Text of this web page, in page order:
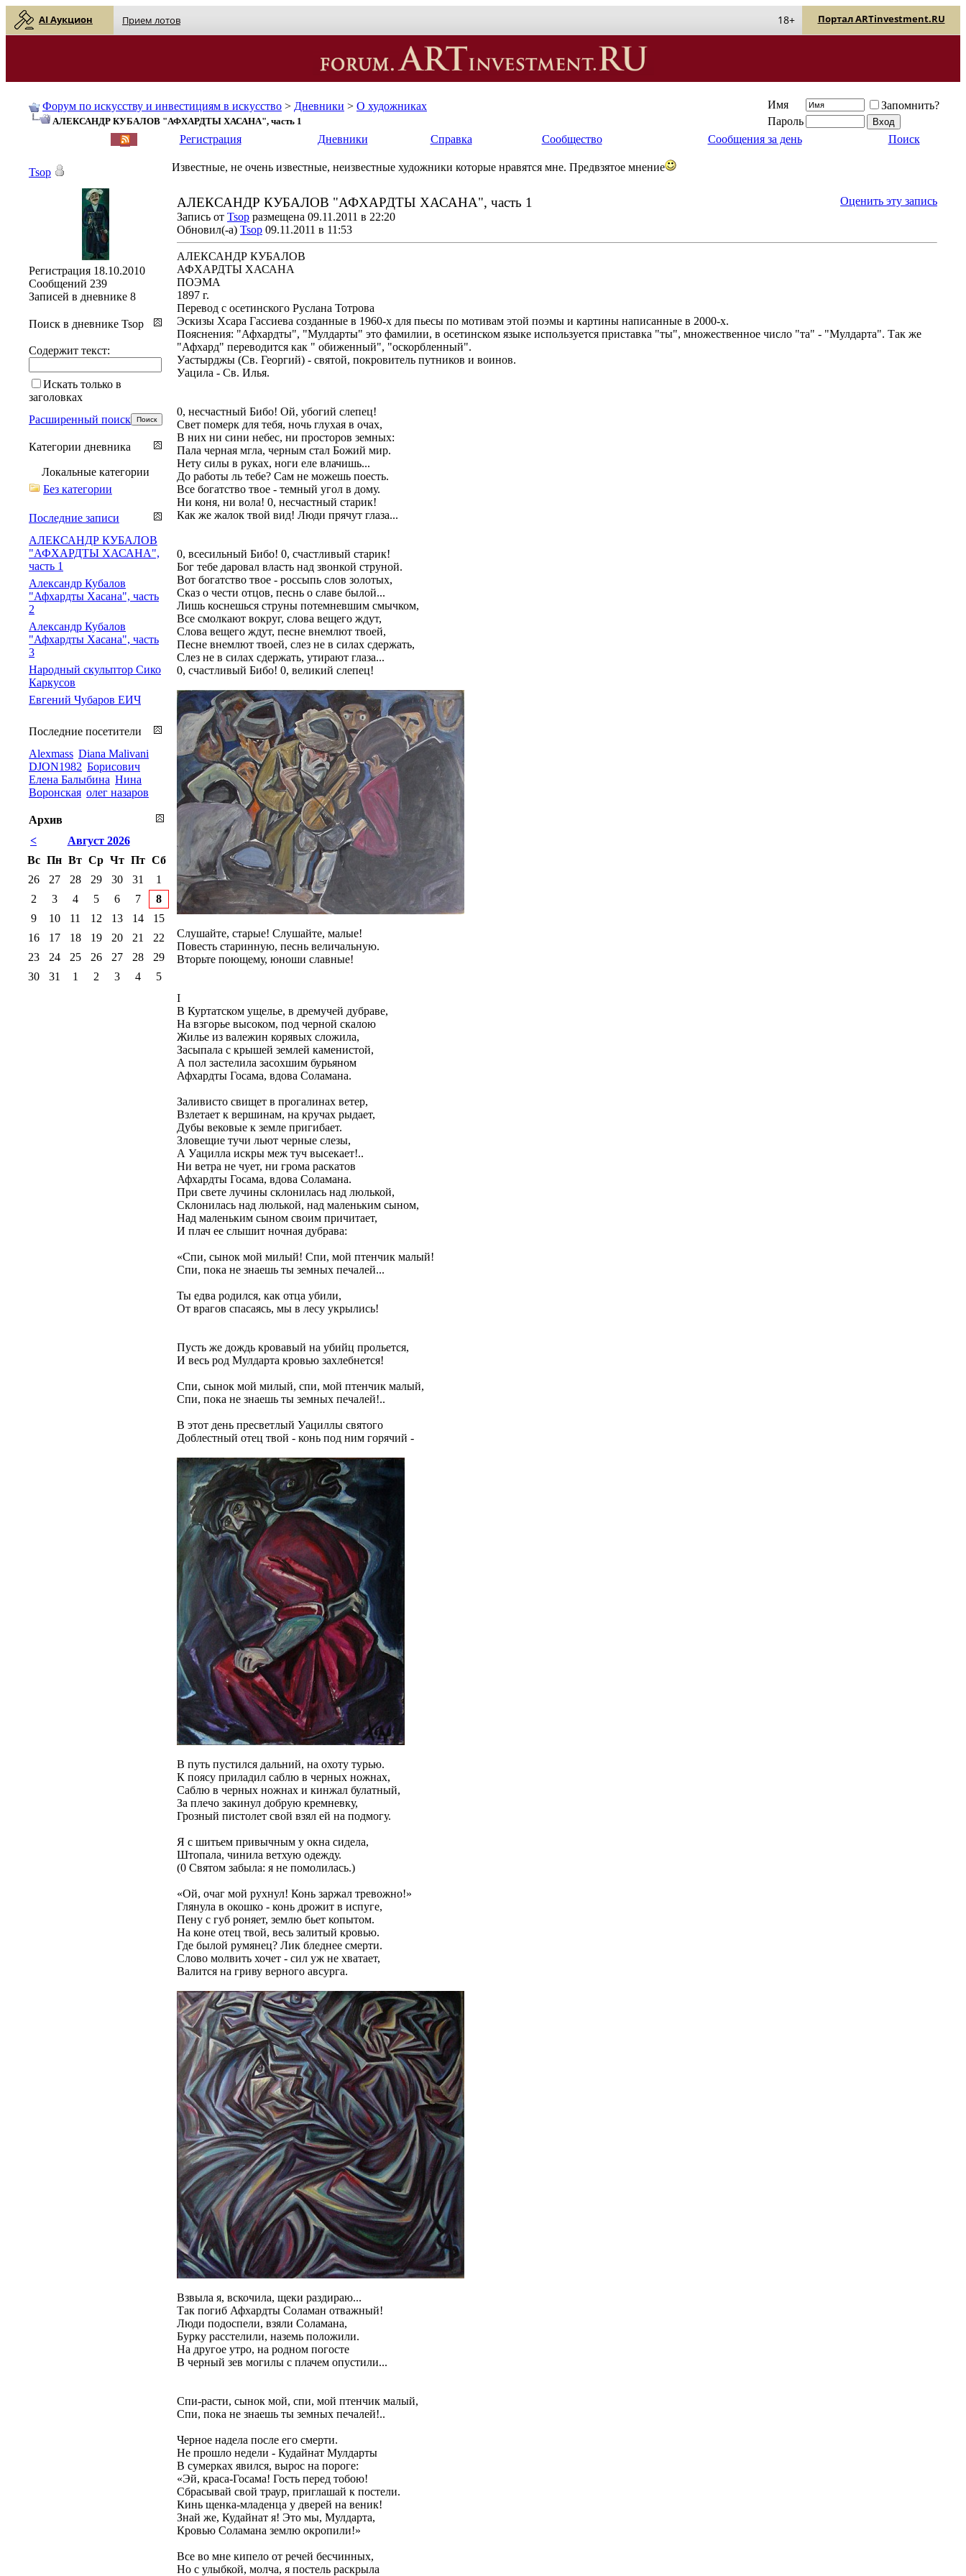
AI Аукцион Прием лотов Портал ARTinvestment.RU
18+
Форум по искусству и инвестициям в искусство > Дневники > О художниках
АЛЕКСАНДР КУБАЛОВ "АФХАРДТЫ ХАСАНА", часть 1
Имя
Запомнить?
Пароль
Регистрация Дневники Справка Сообщество Сообщения за день Поиск
Известные, не очень известные, неизвестные художники которые нравятся мне. Предвзятое мнение
Оценить эту запись
АЛЕКСАНДР КУБАЛОВ "АФХАРДТЫ ХАСАНА", часть 1
Запись от Tsop размещена 09.11.2011 в 22:20
Обновил(-а) Tsop 09.11.2011 в 11:53
АЛЕКСАНДР КУБАЛОВ
АФХАРДТЫ ХАСАНА
ПОЭМА
1897 г.
Перевод с осетинского Руслана Тотрова
Эскизы Хсара Гассиева созданные в 1960-х для пьесы по мотивам этой поэмы и картины написанные в 2000-х.
Пояснения: "Афхардты", "Мулдарты" это фамилии, в осетинском языке используется приставка "ты", множественное число "та" - "Мулдарта". Так же
"Афхард" переводится как " обиженный", "оскорбленный".
Уастырджы (Св. Георгий) - святой, покровитель путников и воинов.
Уацила - Св. Илья.
0, несчастный Бибо! Ой, убогий слепец!
Свет померк для тебя, ночь глухая в очах,
В них ни сини небес, ни просторов земных:
Пала черная мгла, черным стал Божий мир.
Нету силы в руках, ноги еле влачишь...
До работы ль тебе? Сам не можешь поесть.
Все богатство твое - темный угол в дому.
Ни коня, ни вола! 0, несчастный старик!
Как же жалок твой вид! Люди прячут глаза...
0, всесильный Бибо! 0, счастливый старик!
Бог тебе даровал власть над звонкой струной.
Вот богатство твое - россыпь слов золотых,
Сказ о чести отцов, песнь о славе былой...
Лишь коснешься струны потемневшим смычком,
Все смолкают вокруг, слова вещего ждут,
Слова вещего ждут, песне внемлют твоей,
Песне внемлют твоей, слез не в силах сдержать,
Слез не в силах сдержать, утирают глаза...
0, счастливый Бибо! 0, великий слепец!
Слушайте, старые! Слушайте, малые!
Повесть старинную, песнь величальную.
Вторьте поющему, юноши славные!
I
В Куртатском ущелье, в дремучей дубраве,
На взгорье высоком, под черной скалою
Жилье из валежин корявых сложила,
Засыпала с крышей землей каменистой,
А пол застелила засохшим бурьяном
Афхардты Госама, вдова Соламана.
Заливисто свищет в прогалинах ветер,
Взлетает к вершинам, на кручах рыдает,
Дубы вековые к земле пригибает.
Зловещие тучи льют черные слезы,
А Уацилла искры меж туч высекает!..
Ни ветра не чует, ни грома раскатов
Афхардты Госама, вдова Соламана.
При свете лучины склонилась над люлькой,
Склонилась над люлькой, над маленьким сыном,
Над маленьким сыном своим причитает,
И плач ее слышит ночная дубрава:
«Спи, сынок мой милый! Спи, мой птенчик малый!
Спи, пока не знаешь ты земных печалей...
Ты едва родился, как отца убили,
От врагов спасаясь, мы в лесу укрылись!
Пусть же дождь кровавый на убийц прольется,
И весь род Мулдарта кровью захлебнется!
Спи, сынок мой милый, спи, мой птенчик малый,
Спи, пока не знаешь ты земных печалей!..
В этот день пресветлый Уациллы святого
Доблестный отец твой - конь под ним горячий -
В путь пустился дальний, на охоту турью.
К поясу приладил саблю в черных ножнах,
Саблю в черных ножнах и кинжал булатный,
За плечо закинул добрую кремневку,
Грозный пистолет свой взял ей на подмогу.
Я с шитьем привычным у окна сидела,
Штопала, чинила ветхую одежду.
(0 Святом забыла: я не помолилась.)
«Ой, очаг мой рухнул! Конь заржал тревожно!»
Глянула в окошко - конь дрожит в испуге,
Пену с губ роняет, землю бьет копытом.
На коне отец твой, весь залитый кровью.
Где былой румянец? Лик бледнее смерти.
Слово молвить хочет - сил уж не хватает,
Валится на гриву верного авсурга.
Взвыла я, вскочила, щеки раздираю...
Так погиб Афхардты Соламан отважный!
Люди подоспели, взяли Соламана,
Бурку расстелили, наземь положили.
На другое утро, на родном погосте
В черный зев могилы с плачем опустили...
Спи-расти, сынок мой, спи, мой птенчик малый,
Спи, пока не знаешь ты земных печалей!..
Черное надела после его смерти.
Не прошло недели - Кудайнат Мулдарты
В сумерках явился, вырос на пороге:
«Эй, краса-Госама! Гость перед тобою!
Сбрасывай свой траур, приглашай к постели.
Кинь щенка-младенца у дверей на веник!
Знай же, Кудайнат я! Это мы, Мулдарта,
Кровью Соламана землю окропили!»
Все во мне кипело от речей бесчинных,
Но с улыбкой, молча, я постель раскрыла
Tsop
Регистрация 18.10.2010
Сообщений 239
Записей в дневнике 8
Поиск в дневнике Tsop
Содержит текст:
Искать только в
заголовках
Расширенный поиск
Категории дневника
Локальные категории
Без категории
Последние записи
АЛЕКСАНДР КУБАЛОВ
"АФХАРДТЫ ХАСАНА",
часть 1
Александр Кубалов
"Афхардты Хасана", часть
2
Александр Кубалов
"Афхардты Хасана", часть
3
Народный скульптор Сико
Каркусов
Евгений Чубаров ЕИЧ
Последние посетители
Alexmass Diana Malivani
DJON1982 Борисович
Елена Балыбина Нина
Воронская олег назаров
Архив
<
Август 2026
Вс Пн Вт Ср Чт Пт Сб
26
27 28 29 30 31
1
2
3 4 5 6 7
8
9
10 11 12 13 14
15
16
17 18 19 20 21
22
23
24 25 26 27 28
29
30
31 1 2 3 4 5